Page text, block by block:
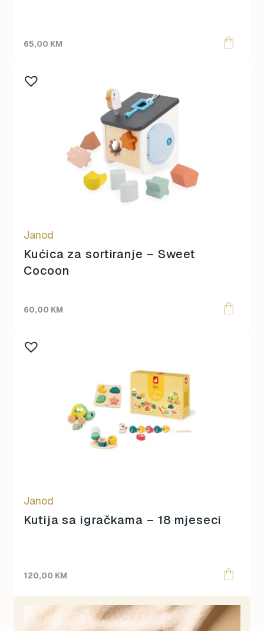
65,00 KM
Janod
Kućica za sortiranje – Sweet
Cocoon
60,00 KM
Janod
Kutija sa igračkama – 18 mjeseci
120,00 KM